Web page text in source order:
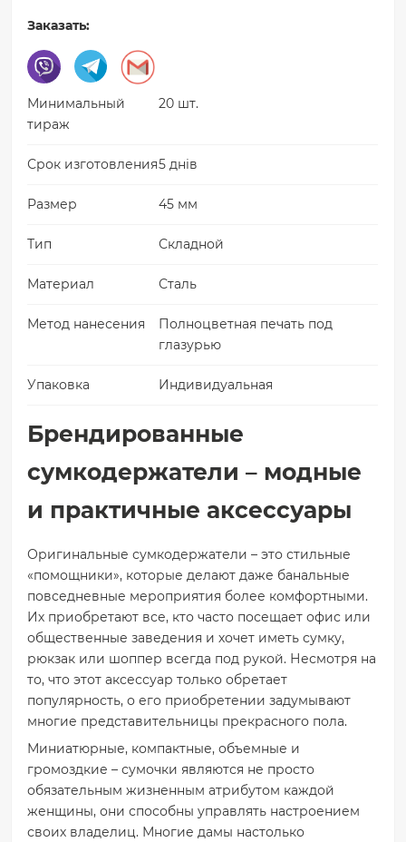
Заказать:
Минимальный
тираж
20 шт.
Срок изготовления5 днів
Размер 45 мм
Тип Складной
Материал Сталь
Метод нанесения
Полноцветная печать под
глазурью
Упаковка Индивидуальная
Брендированные
сумкодержатели – модные
и практичные аксессуары
Оригинальные сумкодержатели – это стильные
«помощники», которые делают даже банальные
повседневные мероприятия более комфортными.
Их приобретают все, кто часто посещает офис или
общественные заведения и хочет иметь сумку,
рюкзак или шоппер всегда под рукой. Несмотря на
то, что этот аксессуар только обретает
популярность, о его приобретении задумывают
многие представительницы прекрасного пола.
Миниатюрные, компактные, объемные и
громоздкие – сумочки являются не просто
обязательным жизненным атрибутом каждой
женщины, они способны управлять настроением
своих владелиц. Многие дамы настолько